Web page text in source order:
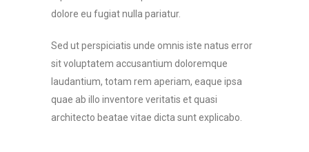
dolore eu fugiat nulla pariatur.
Sed ut perspiciatis unde omnis iste natus error
sit voluptatem accusantium doloremque
laudantium, totam rem aperiam, eaque ipsa
quae ab illo inventore veritatis et quasi
architecto beatae vitae dicta sunt explicabo.